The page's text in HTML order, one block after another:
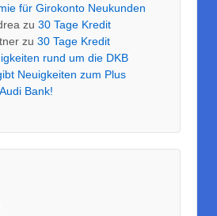
für Girokonto Neukunden
zu 30 Tage Kredit
zu 30 Tage Kredit
rund um die DKB
Neuigkeiten zum Plus
Bank!